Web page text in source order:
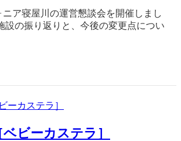
ニア寝屋川の運営懇談会を開催しまし
設の振り返りと、今後の変更点につい
ビーカステラ］